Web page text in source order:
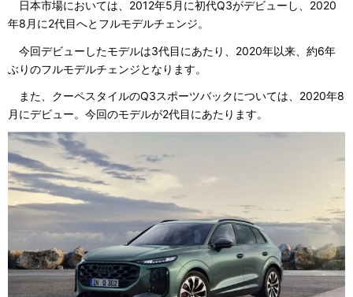
日本市場においては、2012年5月に初代Q3がデビューし、2020
年8月に2代目へとフルモデルチェンジ。
今回デビューしたモデルは3代目にあたり、2020年以来、約6年
ぶりのフルモデルチェンジとなります。
また、クーペスタイルのQ3スポーツバックについては、2020年8
月にデビュー。今回のモデルが2代目にあたります。